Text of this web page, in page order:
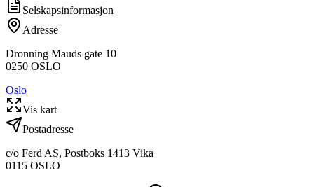
Selskapsinformasjon
Adresse
Dronning Mauds gate 10
0250 OSLO
Oslo
Vis kart
Postadresse
c/o Ferd AS, Postboks 1413 Vika
0115 OSLO